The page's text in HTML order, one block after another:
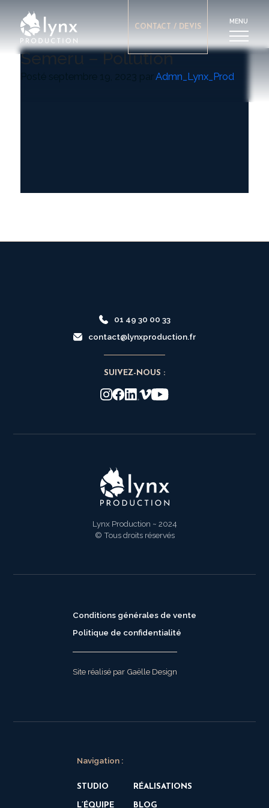
MENU
CONTACT / DEVIS
Semeru – Pollution
Posté septembre 19, 2023 par Admn_Lynx_Prod
01 49 30 00 33
contact@lynxproduction.fr
SUIVEZ-NOUS :
Lynx Production ~ 2024
© Tous droits réservés
Conditions générales de vente
Politique de confidentialité
Site réalisé par Gaëlle Design
Navigation :
STUDIO
L’ÉQUIPE
RÉALISATIONS
BLOG